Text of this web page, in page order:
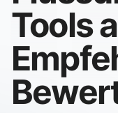
Tools